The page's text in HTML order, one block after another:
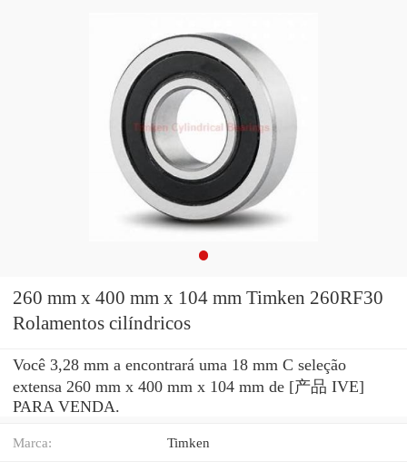
260 mm x 400 mm x 104 mm Timken 260RF30
Rolamentos cilíndricos
Você 3,28 mm a encontrará uma 18 mm C seleção
extensa 260 mm x 400 mm x 104 mm de [产品 IVE]
PARA VENDA.
Marca: Timken